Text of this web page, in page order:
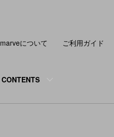
CONTENTS
marveについて ご利用ガイド